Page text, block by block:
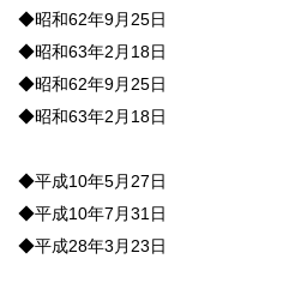
◆昭和62年9月25日
◆昭和63年2月18日
◆昭和62年9月25日
◆昭和63年2月18日
◆平成10年5月27日
◆平成10年7月31日
◆平成28年3月23日